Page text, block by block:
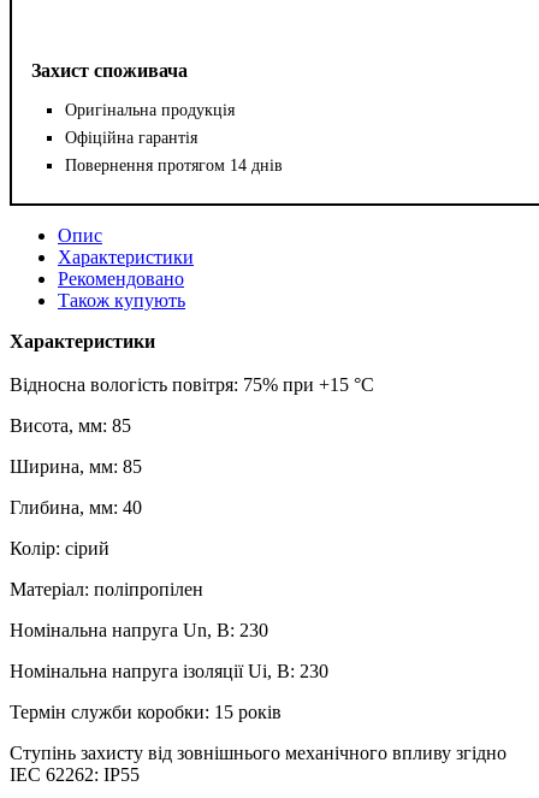
Захист споживача
Оригінальна продукція
Офіційна гарантія
Повернення протягом 14 днів
Опис
Характеристики
Рекомендовано
Також купують
Характеристики
Відносна вологість повітря: 75% при +15 °С
Висота, мм: 85
Ширина, мм: 85
Глибина, мм: 40
Колір: сірий
Матеріал: поліпропілен
Номінальна напруга Un, B: 230
Номінальна напруга ізоляції Ui, B: 230
Термін служби коробки: 15 років
Ступінь захисту від зовнішнього механічного впливу згідно
IEC 62262: IP55